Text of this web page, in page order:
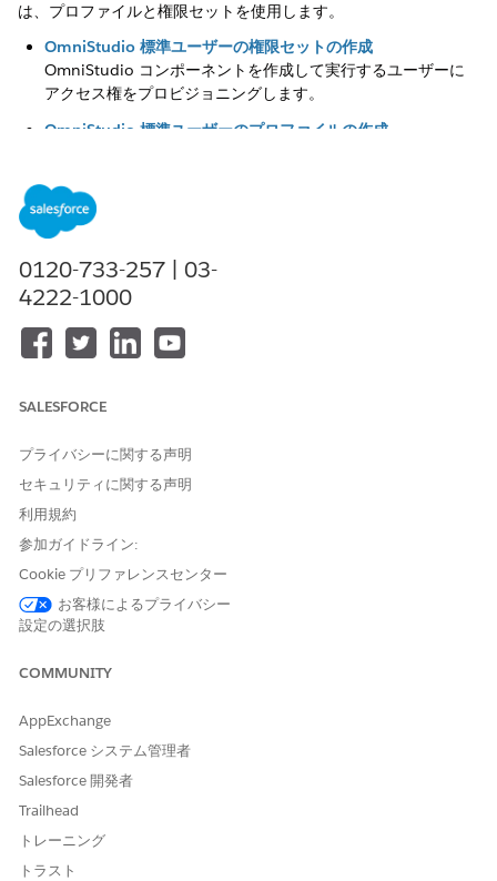
は、プロファイルと権限セットを使用します。
OmniStudio 標準ユーザーの権限セットの作成
OmniStudio コンポーネントを作成して実行するユーザーに
アクセス権をプロビジョニングします。
OmniStudio 標準ユーザーのプロファイルの作成
OmniStudio ライセンスを持つユーザーのみがデザイナーに
アクセスして、ビジネスプロセスの構築などのアクションを実
当てられた OmniStudio ユーザーを作成したら、この制限を
適用するプロファイルを作成します。
0120-733-257 | 03-
4222-1000
SALESFORCE
プライバシーに関する声明
セキュリティに関する声明
利用規約
参加ガイドライン:
Cookie プリファレンスセンター
お客様によるプライバシー
設定の選択肢
COMMUNITY
AppExchange
Salesforce システム管理者
Salesforce 開発者
Trailhead
トレーニング
トラスト